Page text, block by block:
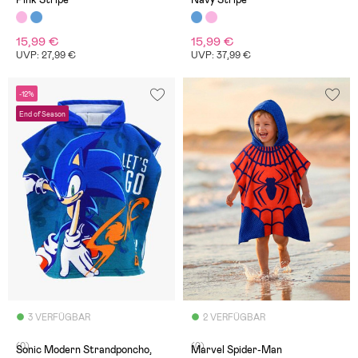
15,99 €
UVP: 27,99 €
15,99 €
UVP: 37,99 €
-12%
End of Season
3 VERFÜGBAR
(0)
Sonic Modern Strandponcho,
2 VERFÜGBAR
(0)
Marvel Spider-Man